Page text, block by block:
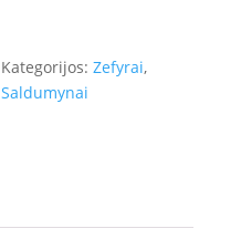
Kategorijos:Zefyrai,
Saldumynai